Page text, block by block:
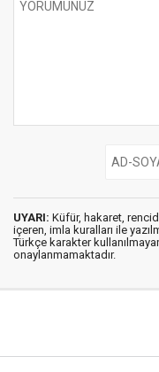
UYARI: Küfür, hakaret,
içeren, imla kuralları ile
Türkçe karakter
onaylanmamaktadır.